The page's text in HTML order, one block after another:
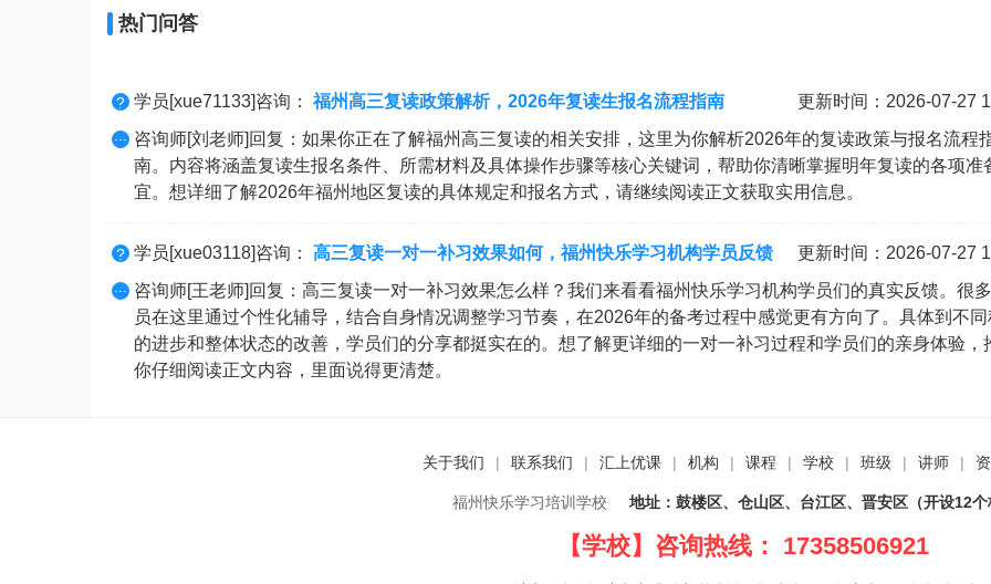
热门问答
? 学员[xue71133]咨询： 福州高三复读政策解析，2026年复读生报名流程指南 更新时间：2026-07-27
... 咨询师[刘老师]回复：如果你正在了解福州高三复读的相关安排，这里为你解析2026年的复读政策与报名流程
南。内容将涵盖复读生报名条件、所需材料及具体操作步骤等核心关键词，帮助你清晰掌握明年复读的各项准
宜。想详细了解2026年福州地区复读的具体规定和报名方式，请继续阅读正文获取实用信息。
? 学员[xue03118]咨询： 高三复读一对一补习效果如何，福州快乐学习机构学员反馈 更新时间：2026-07-27
... 咨询师[王老师]回复：高三复读一对一补习效果怎么样？我们来看看福州快乐学习机构学员们的真实反馈。很
员在这里通过个性化辅导，结合自身情况调整学习节奏，在2026年的备考过程中感觉更有方向了。具体到不
的进步和整体状态的改善，学员们的分享都挺实在的。想了解更详细的一对一补习过程和学员们的亲身体验，
你仔细阅读正文内容，里面说得更清楚。
关于我们 | 联系我们 | 汇上优课 | 机构 | 课程 | 学校 | 班级 | 讲师 |
福州快乐学习培训学校 地址：鼓楼区、仓山区、台江区、晋安区（开设12
【学校】咨询热线： 17358506921